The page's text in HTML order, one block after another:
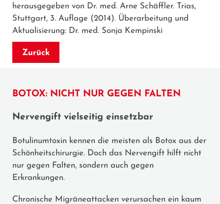
herausgegeben von Dr. med. Arne Schäffler. Trias,
Stuttgart, 3. Auflage (2014). Überarbeitung und
Aktualisierung: Dr. med. Sonja Kempinski
Zurück
BOTOX: NICHT NUR GEGEN FALTEN
Nervengift vielseitig einsetzbar
Botulinumtoxin kennen die meisten als Botox aus der
Schönheitschirurgie. Doch das Nervengift hilft nicht
nur gegen Falten, sondern auch gegen
Erkrankungen.
Chronische Migräneattacken verursachen ein kaum